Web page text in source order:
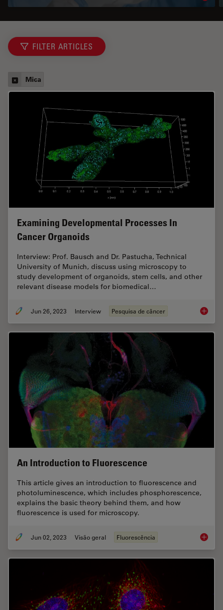
FILTER ARTICLES
Mica
Examining Developmental Processes In
Cancer Organoids
Interview: Prof. Bausch and Dr. Pastucha, Technical
University of Munich, discuss using microscopy to
study development of organoids, stem cells, and other
relevant disease models for biomedical…
Jun 26, 2023 Interview Pesquisa de câncer
An Introduction to Fluorescence
This article gives an introduction to fluorescence and
photoluminescence, which includes phosphorescence,
explains the basic theory behind them, and how
fluorescence is used for microscopy.
Jun 02, 2023 Visão geral Fluorescência An